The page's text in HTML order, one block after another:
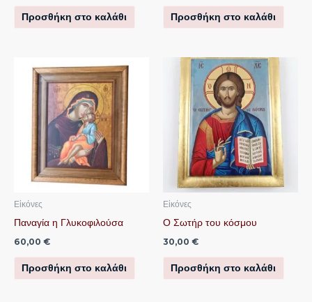
Προσθήκη στο καλάθι Προσθήκη στο καλάθι
Εἰκόνες
Παναγία η Γλυκοφιλούσα
60,00 €
Προσθήκη στο καλάθι
Εἰκόνες
Ο Σωτήρ του κόσμου
30,00 €
Προσθήκη στο καλάθι